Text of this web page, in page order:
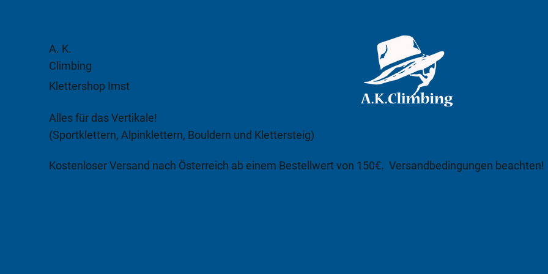
A. K.
Climbing
Klettershop Imst
Alles für das Vertikale!
(Sportklettern, Alpinklettern, Bouldern und Klettersteig)
Kostenloser Versand nach Österreich ab einem Bestellwert von 150€. Versandbedingungen beachten!